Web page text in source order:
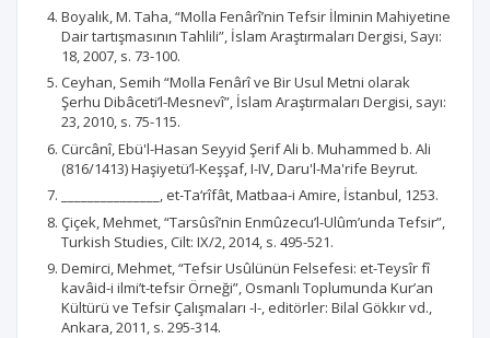
Boyalık, M. Taha, “Molla Fenârî’nin Tefsir İlminin Mahiyetine
Dair tartışmasının Tahlili”, İslam Araştırmaları Dergisi, Sayı:
18, 2007, s. 73-100.
Ceyhan, Semih “Molla Fenârî ve Bir Usul Metni olarak
Şerhu Dibâceti’l-Mesnevî”, İslam Araştırmaları Dergisi, sayı:
23, 2010, s. 75-115.
Cürcânî, Ebü'l-Hasan Seyyid Şerif Ali b. Muhammed b. Ali
(816/1413) Haşiyetü’l-Keşşaf, I-IV, Daru'l-Ma'rife Beyrut.
_______________, et-Ta‘rîfât, Matbaa-i Amire, İstanbul, 1253.
Çiçek, Mehmet, “Tarsûsî’nin Enmûzecu’l-Ulûm’unda Tefsir”,
Turkish Studies, Cilt: IX/2, 2014, s. 495-521.
Demirci, Mehmet, “Tefsir Usûlünün Felsefesi: et-Teysîr fî
kavâid-i ilmi’t-tefsir Örneği”, Osmanlı Toplumunda Kur’an
Kültürü ve Tefsir Çalışmaları -I-, editörler: Bilal Gökkır vd.,
Ankara, 2011, s. 295-314.